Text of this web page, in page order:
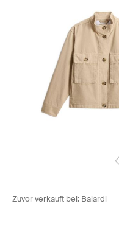
Zuvor verkauft bei: Balardi